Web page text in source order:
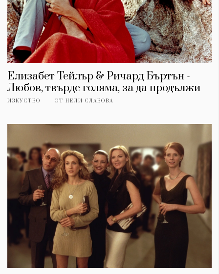
Елизабет Тейлър & Ричард Бъртън -
Любов, твърде голяма, за да продължи
ИЗКУСТВО ОТ НЕЛИ СЛАВОВА